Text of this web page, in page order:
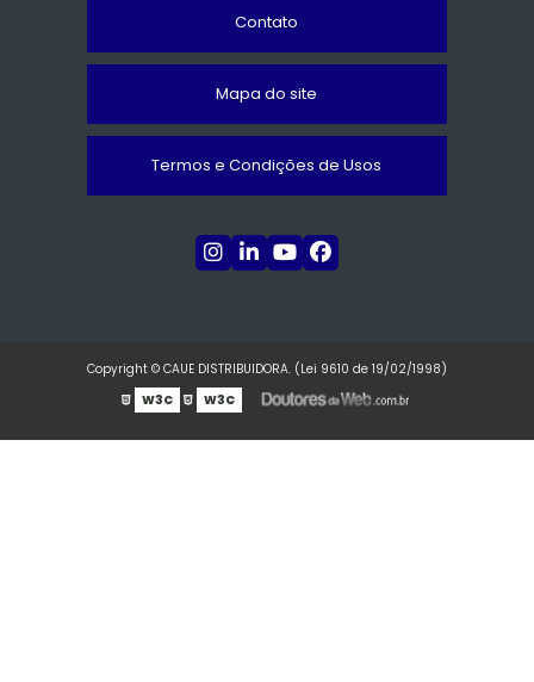
Contato
Mapa do site
Termos e Condições de Usos
Copyright © CAUE DISTRIBUIDORA. (Lei 9610 de 19/02/1998)
W3C
W3C